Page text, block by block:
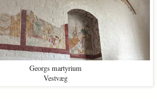
Georgs martyrium
Vestvæg